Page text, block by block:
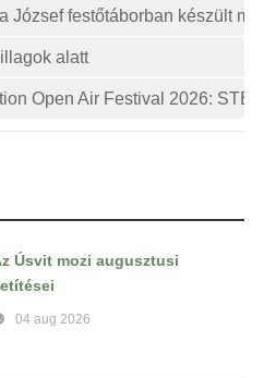
József festőtáborban készült
alatt
Open Air Festival 2026:
Úsvit mozi augusztusi
04 aug 2026